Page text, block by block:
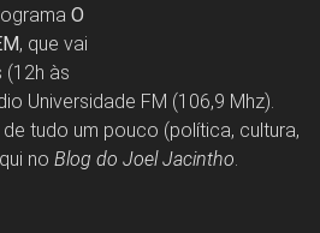
O
, que vai
às
Universidade FM (106,9 Mhz).
tudo um pouco (política, cultura,
no Blog do Joel Jacintho.